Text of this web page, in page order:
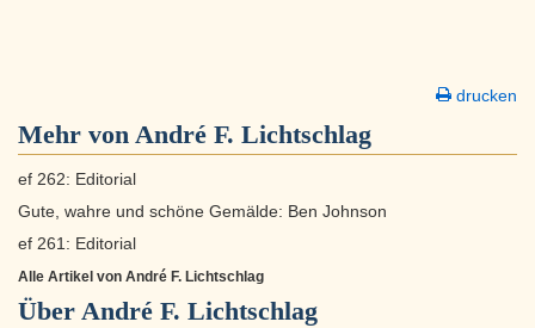
drucken
Mehr von André F. Lichtschlag
ef 262: Editorial
Gute, wahre und schöne Gemälde: Ben Johnson
ef 261: Editorial
Alle Artikel von André F. Lichtschlag
Über André F. Lichtschlag